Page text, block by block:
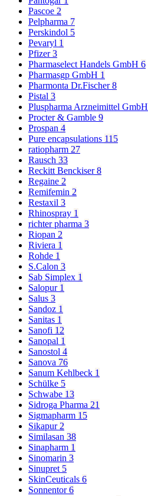
Pascoe 2
Pelpharma 7
Perskindol 5
Pevaryl 1
Pfizer3
Pharmaselect Handels GmbH 6
Pharmasgp GmbH 1
Pharmonta Dr.Fischer8
Pistal 3
Pluspharma Arzneimittel GmbH
Procter & Gamble 9
Prospan 4
Pure encapsulations 115
ratiopharm 27
Rausch 33
Reckitt Benckiser8
Regaine 2
Remifemin 2
Restaxil 3
Rhinospray 1
richter pharma 3
Riopan 2
Riviera 1
Rohde 1
S.Calon 3
Sab Simplex 1
Salopur 1
Salus 3
Sandoz 1
Sanitas 1
Sanofi 12
Sanopal 1
Sanostol 4
Sanova 76
Sanum Kehlbeck 1
Schülke 5
Schwabe 13
Sidroga Pharma 21
Sigmapharm 15
Sikapur2
Similasan 38
Sinapharm 1
Sinomarin 3
Sinupret 5
SkinCeuticals 6
Sonnentor6